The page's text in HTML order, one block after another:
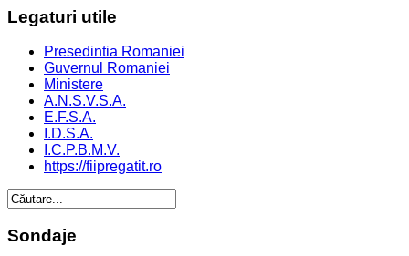
Legaturi utile
Presedintia Romaniei
Guvernul Romaniei
Ministere
A.N.S.V.S.A.
E.F.S.A.
I.D.S.A.
I.C.P.B.M.V.
https://fiipregatit.ro
Sondaje